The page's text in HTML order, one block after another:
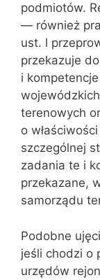
podmiotów.
— również
ust. l
przekazuje
i
terenowych
o
szczególnej
zadania te i
przekazane,
samorządu
Podobne
jeśli chodzi o
urzędów